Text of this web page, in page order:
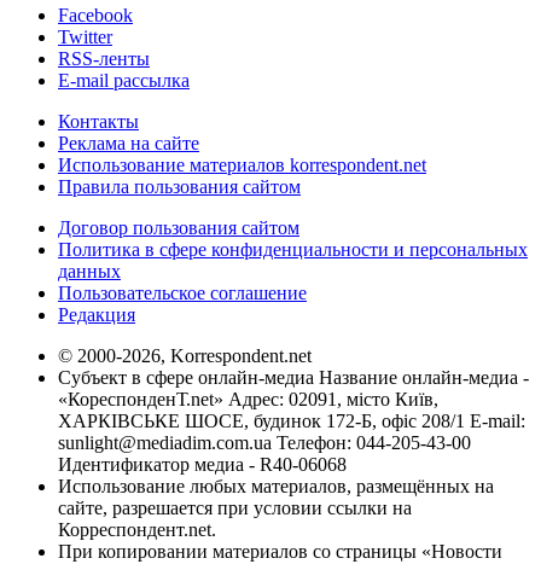
Facebook
Twitter
RSS-ленты
E-mail рассылка
Контакты
Реклама на сайте
Использование материалов korrespondent.net
Правила пользования сайтом
Договор пользования сайтом
Политика в сфере конфиденциальности и персональных
данных
Пользовательское соглашение
Редакция
© 2000-2026, Korrespondent.net
Субъект в сфере онлайн-медиа Название онлайн-медиа -
«КореспонденТ.net» Адрес: 02091, місто Київ,
ХАРКІВСЬКЕ ШОСЕ, будинок 172-Б, офіс 208/1 E-mail:
sunlight@mediadim.com.ua Телефон: 044-205-43-00
Идентификатор медиа - R40-06068
Использование любых материалов, размещённых на
сайте, разрешается при условии ссылки на
Корреспондент.net.
При копировании материалов со страницы «Новости